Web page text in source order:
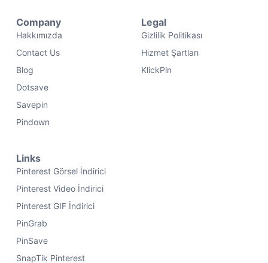
Company
Hakkımızda
Contact Us
Blog
Dotsave
Savepin
Pindown
Legal
Gizlilik Politikası
Hizmet Şartları
KlickPin
Links
Pinterest Görsel İndirici
Pinterest Video İndirici
Pinterest GIF İndirici
PinGrab
PinSave
SnapTik Pinterest